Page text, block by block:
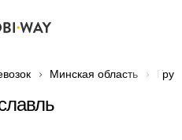
Минская область